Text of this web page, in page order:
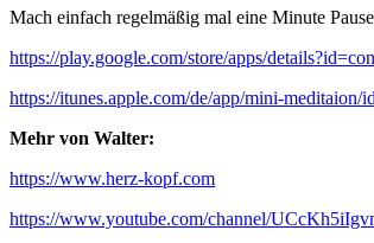
Mach einfach regelmäßig mal eine Minute
https://play.google.com/store/apps/
https://itunes.apple.com/de/app/mini-meditaion/
Mehr von Walter:
https://www.herz-kopf.com
https://www.youtube.com/channel/